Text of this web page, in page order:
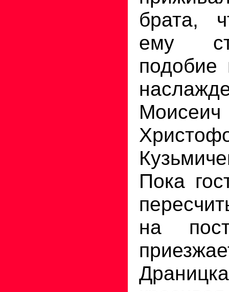
брата,
ему
подобие
Моисеич
Пока
на